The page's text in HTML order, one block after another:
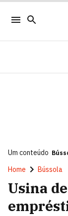
Um conteúdo
Home Bússola
Usina